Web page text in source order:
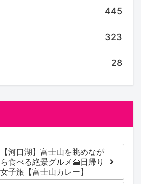
445
323
28
【河口湖】富士山を眺めなが
ら食べる絶景グルメ🗻日帰り
女子旅【富士山カレー】